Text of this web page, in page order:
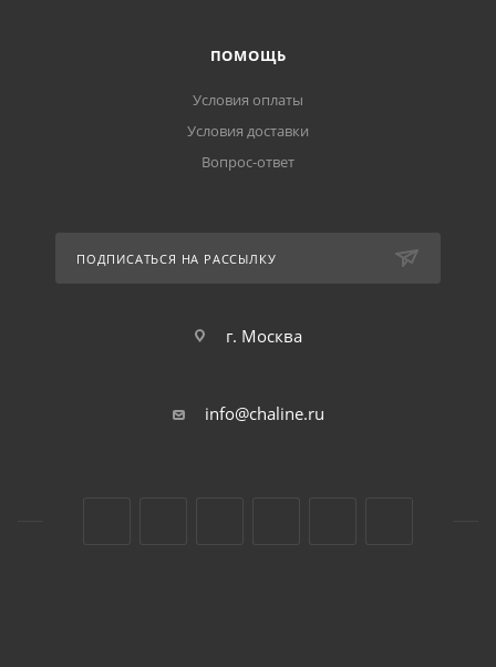
ПОМОЩЬ
Условия оплаты
Условия доставки
Вопрос-ответ
ПОДПИСАТЬСЯ НА РАССЫЛКУ
г. Москва
info@chaline.ru